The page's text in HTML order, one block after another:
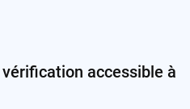
accessible à